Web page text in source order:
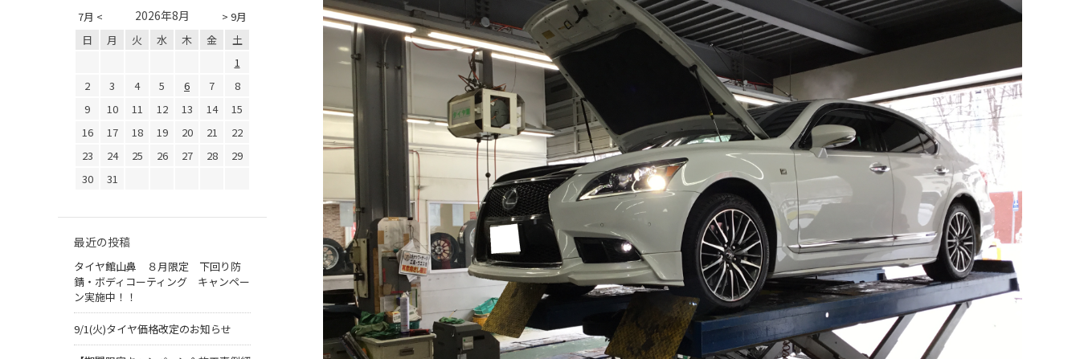
7月 < > 9月
2026年8月
日 月 火 水 木 金
土
1
2
3 4 5 6 7
8
9
10 11 12 13 14
15
16
17 18 19 20 21
22
23
24 25 26 27 28
29
30
31
最近の投稿
タイヤ館山鼻 ８月限定 下回り防
錆・ボディコーティング キャンペー
ン実施中！！
9/1(火)タイヤ価格改定のお知らせ